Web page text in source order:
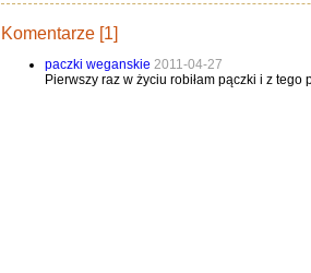
Komentarze [1]
paczki weganskie 2011-04-27
Pierwszy raz w życiu robiłam pączki i z tego